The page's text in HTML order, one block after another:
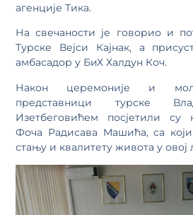
агенције Тика.
На свечаности је говорио и
Турске Вејси Кајнак, а
амбасадор у БиХ Халдун Коч.
Након церемоније и
представници турске
Изетбеговићем посјетили су
Фоча Радисава Машића, са
стању и квалитету живота у овој